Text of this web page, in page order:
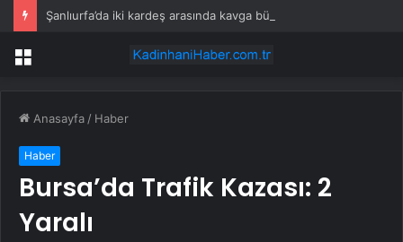
Menü
Anasayfa / Haber
Haber
Bursa’da Trafik Kazası: 2
Yaralı